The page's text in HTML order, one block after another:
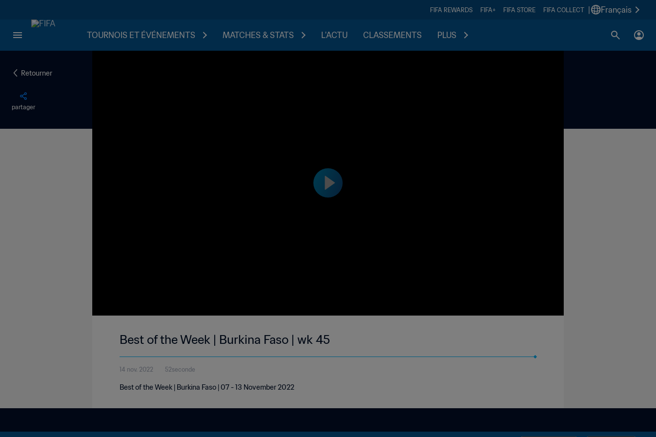
FIFA REWARDS FIFA+ FIFA STORE FIFA COLLECT Français
TOURNOIS ET ÉVÉNEMENTS MATCHES & STATS L'ACTU CLASSEMENTS PLUS
Retourner
partager
Best of the Week | Burkina Faso | wk 45
14 nov. 2022 52seconde
Best of the Week | Burkina Faso | 07 - 13 November 2022